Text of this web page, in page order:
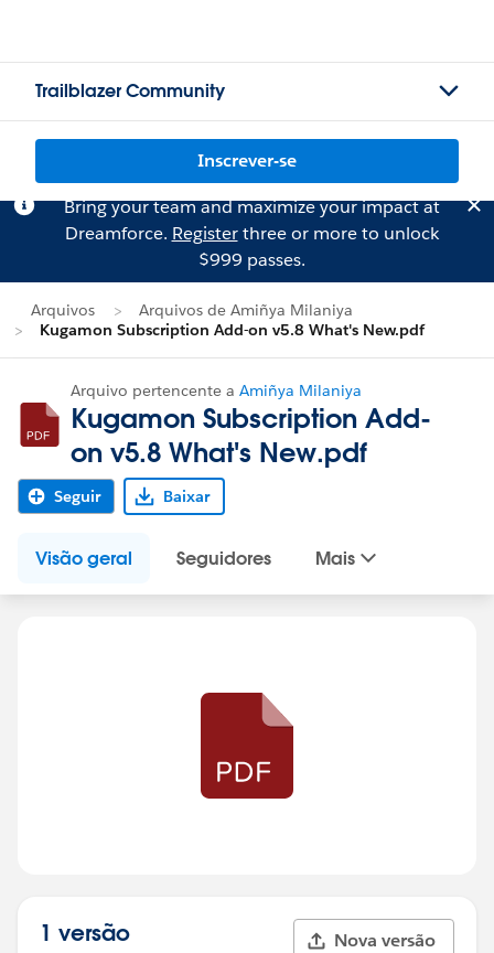
Trailblazer Community
Inscrever-se
Bring your team and maximize your impact at
Dreamforce. Registerthree or more to unlock
$999 passes.
Arquivos
Arquivos de Amiñya Milaniya
Kugamon Subscription Add-on v5.8 What's New.pdf
Arquivo pertencente a Amiñya Milaniya
Kugamon Subscription Add-
on v5.8 What's New.pdf
Seguir Baixar
Visão geral Seguidores Mais
1 versão Nova versão